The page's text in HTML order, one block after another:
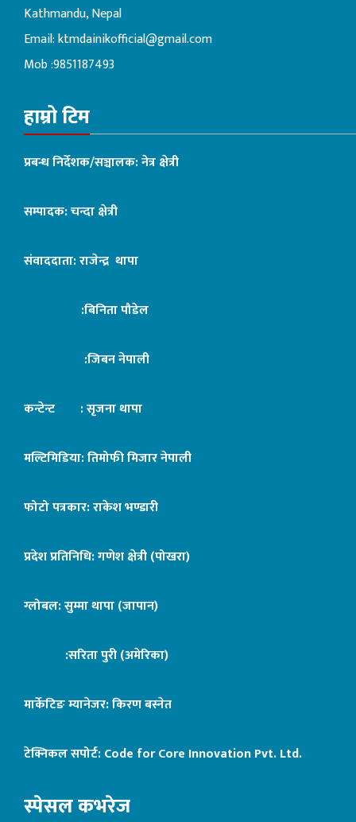
Kathmandu, Nepal
Email:ktmdainikofficial@gmail.com
Mob :9851187493
हाम्रो टिम
प्रबन्ध निर्देशक/सञ्चालक: नेत्र क्षेत्री
सम्पादक: चन्दा क्षेत्री
संवाददाता: राजेन्द्र थापा
:बिनिता पौडेल
:जिबन नेपाली
कन्टेन्ट : सृजना थापा
मल्टिमिडिया: तिमोफी मिजार नेपाली
फोटो पत्रकार: राकेश भण्डारी
प्रदेश प्रतिनिधि: गणेश क्षेत्री (पोखरा)
ग्लोबल: सुम्मा थापा (जापान)
:सरिता पुरी (अमेरिका)
मार्केटिङ म्यानेजर: किरण बस्नेत
टेक्निकल सपोर्ट:Code for Core Innovation Pvt. Ltd.
स्पेसल कभरेज